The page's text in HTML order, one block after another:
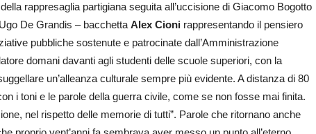
rappresaglia partigiana seguita all’uccisione di Giacomo Bogotto
De Grandis – bacchetta Alex Cioni rappresentando il pensiero
pubbliche sostenute e patrocinate dall’Amministrazione
domani davanti agli studenti delle scuole superiori, con la
un’alleanza culturale sempre più evidente. A distanza di 80
i toni e le parole della guerra civile, come se non fosse mai finita.
nel rispetto delle memorie di tutti”. Parole che ritornano anche